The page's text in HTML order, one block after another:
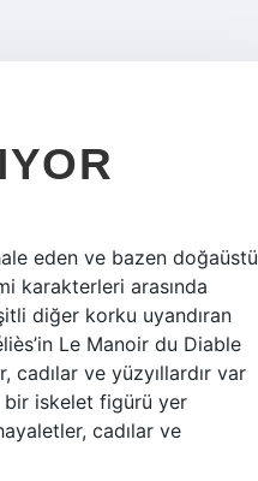
eden ve bazen doğaüstü
karakterleri arasında
diğer korku uyandıran
Le Manoir du Diable
cadılar ve yüzyıllardır var
bir iskelet figürü yer
cadılar ve